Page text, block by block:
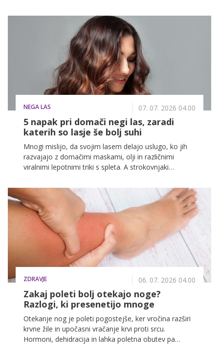
Zakaj imajo tekaške skupine tako pomembno vlogo
pri pripravah na NLB Ljubljanski maraton, nam je
zaupal trener Boris Fluher.
NEGA LAS 07. 07. 2026 04.00
5 napak pri domači negi las, zaradi
katerih so lasje še bolj suhi
Mnogi mislijo, da svojim lasem delajo uslugo, ko jih
razvajajo z domačimi maskami, olji in različnimi
viralnimi lepotnimi triki s spleta. A strokovnjaki
ravno nasprotni učinek – lasje postanejo še bolj suhi,
krhki in brez leska.
ZDRAVJE 06. 07. 2026 04.00
Zakaj poleti bolj otekajo noge?
Razlogi, ki presenetijo mnoge
Otekanje nog je poleti pogostejše, ker vročina razširi
krvne žile in upočasni vračanje krvi proti srcu.
Hormoni, dehidracija in lahka poletna obutev pa